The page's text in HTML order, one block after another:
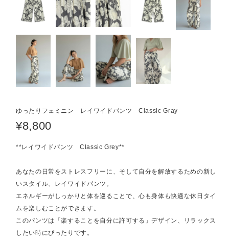
ゆったりフェミニン レイワイドパンツ Classic Gray
¥8,800
**レイワイドパンツ Classic Grey**
あなたの日常をストレスフリーに、そして自分を解放するための新し
いスタイル、レイワイドパンツ。
エネルギーがしっかりと体を巡ることで、心も身体も快適な休日タイ
ムを楽しむことができます。
このパンツは「楽することを自分に許可する」デザイン、リラックス
したい時にぴったりです。